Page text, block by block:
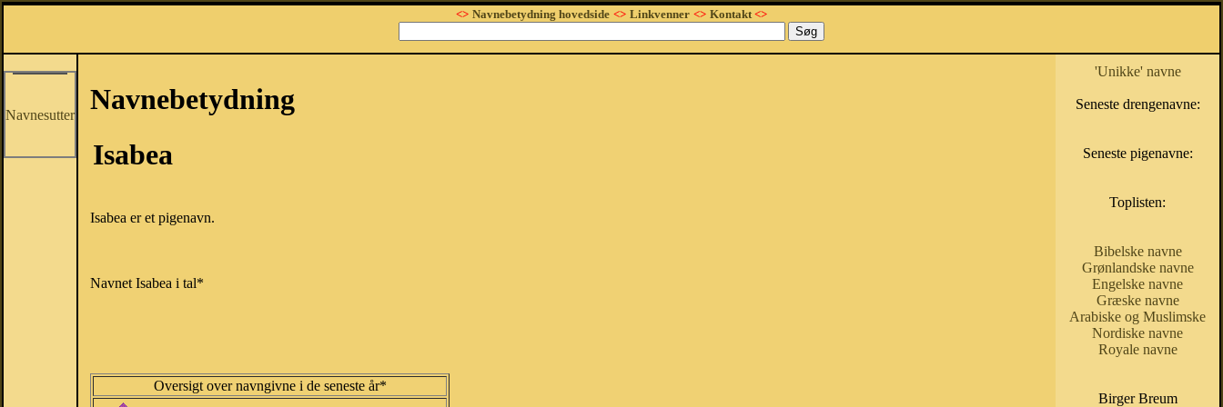
<> Navnebetydning hovedside <> Linkvenner <> Kontakt<>
Navnesutter
Navnebetydning
Isabea
Isabea er et pigenavn.
Navnet Isabea i tal*
Oversigt over navngivne i de seneste år*
'Unikke' navne
Seneste drengenavne:
Seneste pigenavne:
Toplisten:
Bibelske navne
Grønlandske navne
Engelske navne
Græske navne
Arabiske og Muslimske
Nordiske navne
Royale navne
Birger Breum